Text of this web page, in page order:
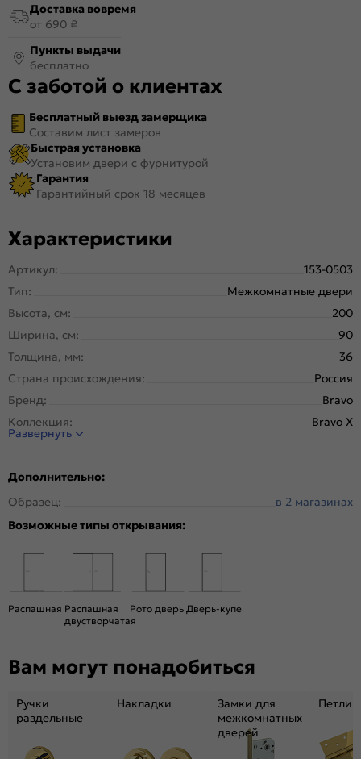
Доставка вовремя
от 690 ₽
Пункты выдачи
бесплатно
С заботой о клиентах
Бесплатный выезд замерщика
Составим лист замеров
Быстрая установка
Установим двери с фурнитурой
Гарантия
Гарантийный срок 18 месяцев
Характеристики
Артикул:
153-0503
Тип:
Межкомнатные двери
Высота, см:
200
Ширина, см:
90
Толщина, мм:
36
Страна происхождения:
Россия
Бренд:
Bravo
Коллекция:
Bravo X
Стиль:
Система открывания:
Конструкция двери:
Царговая
Цвет:
Общий цвет:
Декор:
Кромка:
Репродукция натуральных материалов
Возможность покраски:
Для влажных помещений:
Да
Развернуть
Дополнительно:
Образец:
в 2 магазинах
Возможные типы открывания:
Распашная Распашная
двустворчатая
Рото дверь Дверь-купе
Вам могут понадобиться
Ручки
раздельные
Накладки
Замки для
межкомнатных
дверей
Петли